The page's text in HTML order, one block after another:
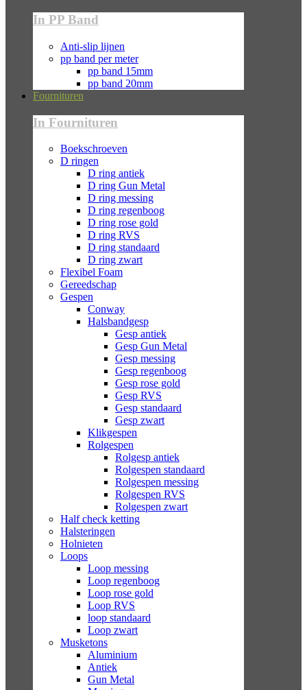
In PP Band
Anti-slip lijnen
pp band per meter
pp band 15mm
pp band 20mm
Fournituren
In Fournituren
Boekschroeven
D ringen
D ring antiek
D ring Gun Metal
D ring messing
D ring regenboog
D ring rose gold
D ring RVS
D ring standaard
D ring zwart
Flexibel Foam
Gereedschap
Gespen
Conway
Halsbandgesp
Gesp antiek
Gesp Gun Metal
Gesp messing
Gesp regenboog
Gesp rose gold
Gesp RVS
Gesp standaard
Gesp zwart
Klikgespen
Rolgespen
Rolgesp antiek
Rolgespen standaard
Rolgespen messing
Rolgespen RVS
Rolgespen zwart
Half check ketting
Halsteringen
Holnieten
Loops
Loop messing
Loop regenboog
Loop rose gold
Loop RVS
loop standaard
Loop zwart
Musketons
Aluminium
Antiek
Gun Metal